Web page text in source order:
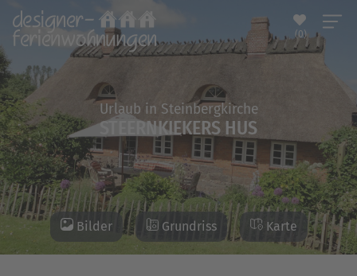
(0)
Urlaub in Steinbergkirche
STEERNKIEKERS HUS
Bilder Grundriss Karte